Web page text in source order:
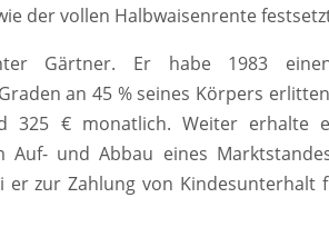
der vollen Halbwaisenrente
Gärtner. Er habe 1983
an 45 % seines Körpers
325 € monatlich. Weiter erhalte
Auf- und Abbau eines
er zur Zahlung von Kindesunterhalt